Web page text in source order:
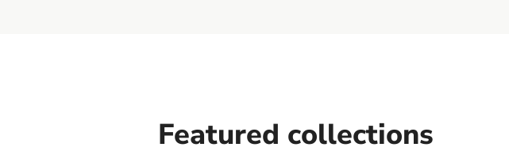
Featured collections